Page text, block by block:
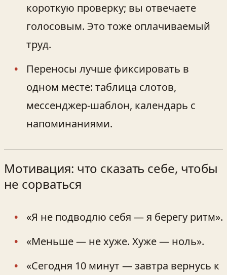
короткую проверку; вы отвечаете
голосовым. Это тоже оплачиваемый
труд.
Переносы лучше фиксировать в
одном месте: таблица слотов,
мессенджер‑шаблон, календарь с
напоминаниями.
Мотивация: что сказать себе, чтобы
не сорваться
«Я не подводлю себя — я берегу ритм».
«Меньше — не хуже. Хуже — ноль».
«Сегодня 10 минут — завтра вернусь к